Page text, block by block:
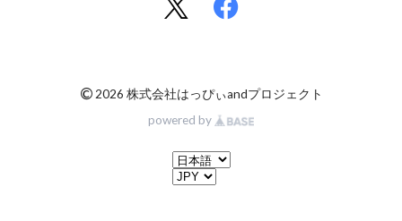
© 2026 株式会社はっぴぃandプロジェクト
powered by